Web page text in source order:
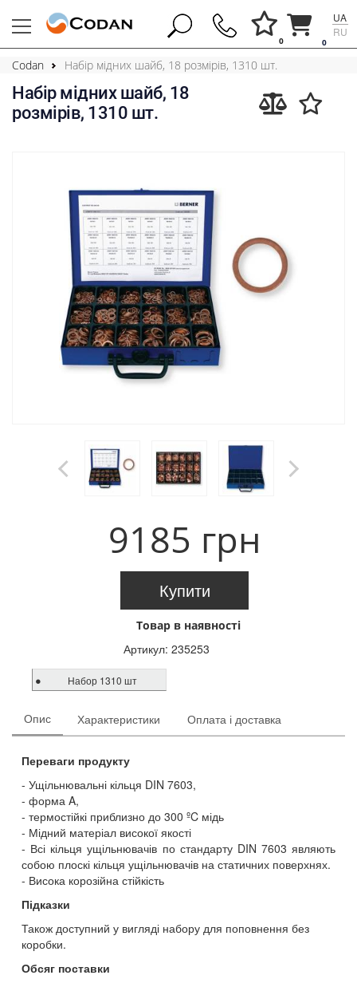
0
0
UA
RU
Codan Набір мідних шайб, 18 розмірів, 1310 шт.
Набір мідних шайб, 18
розмірів, 1310 шт.
9185 грн
Купити
Товар в наявності
Артикул: 235253
Набор 1310 шт
Опис Характеристики Оплата і доставка
Переваги продукту
Ущільнювальні кільця DIN 7603,
форма A,
термостійкі приблизно до 300 ºC мідь
Мідний матеріал високої якості
Всі кільця ущільнювачів по стандарту DIN 7603 являють
собою плоскі кільця ущільнювачів на статичних поверхнях.
Висока корозійна стійкість
Підказки
Також доступний у вигляді набору для поповнення без
коробки.
Обсяг поставки